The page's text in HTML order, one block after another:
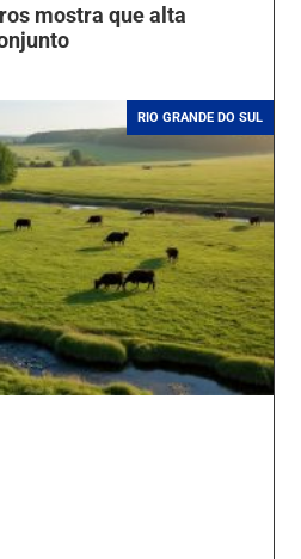
mostra que alta
RIO GRANDE DO SUL